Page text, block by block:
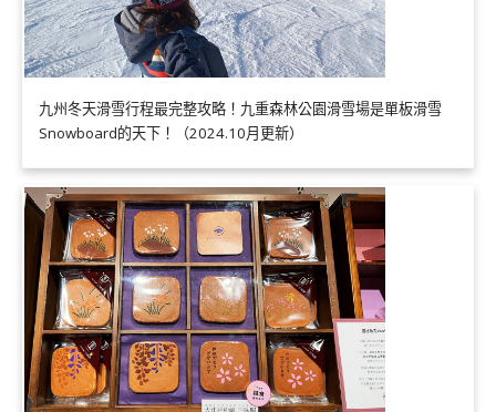
九州冬天滑雪行程最完整攻略！九重森林公園滑雪場是單板滑雪
Snowboard的天下！（2024.10月更新）